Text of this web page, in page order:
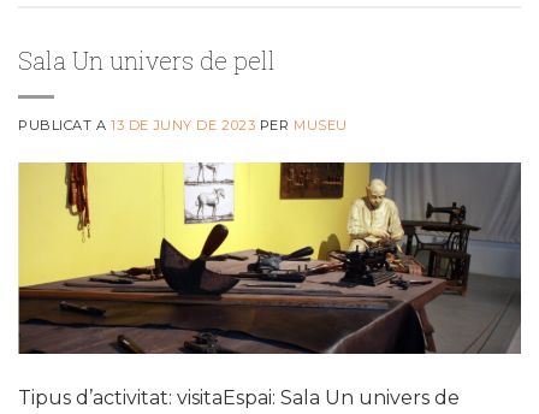
Sala Un univers de pell
PUBLICAT A13 DE JUNY DE 2023 PER MUSEU
Tipus d’activitat: visitaEspai: Sala Un univers de